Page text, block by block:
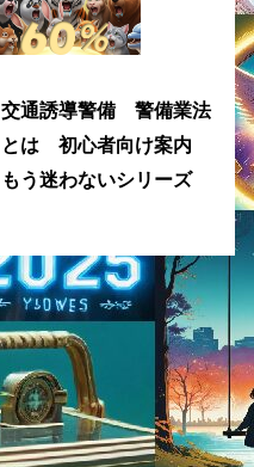
交通誘導警備 警備業法
とは 初心者向け案内
もう迷わないシリーズ